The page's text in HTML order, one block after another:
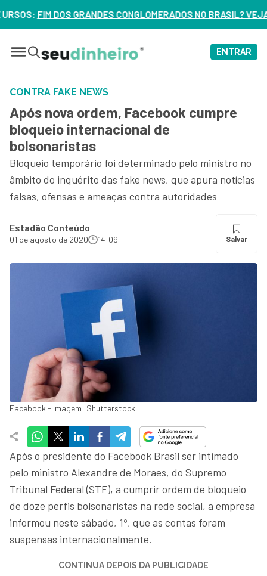
NO BRASIL? VEJA ERROS DE 3 DELES –
ENTRAR
CONTRA FAKE NEWS
Após nova ordem, Facebook cumpre
bloqueio internacional de
bolsonaristas
Bloqueio temporário foi determinado pelo ministro no
âmbito do inquérito das fake news, que apura notícias
falsas, ofensas e ameaças contra autoridades
Estadão Conteúdo
01 de agosto de 2020 14:09 Salvar
Facebook - Imagem: Shutterstock
Após o presidente do Facebook Brasil ser intimado
pelo ministro Alexandre de Moraes, do Supremo
Tribunal Federal (STF), a cumprir ordem de bloqueio
de doze perfis bolsonaristas na rede social, a empresa
informou neste sábado, 1º, que as contas foram
suspensas internacionalmente.
CONTINUA DEPOIS DA PUBLICIDADE